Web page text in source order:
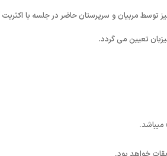
توسط مربیان و سرپرستان حاضر در جلسه با اکثریت
تعیین می گردد.